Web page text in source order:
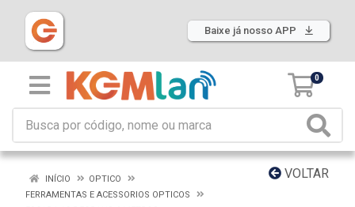
Baixe já nosso APP
0
VOLTAR
INÍCIO
OPTICO
FERRAMENTAS E ACESSORIOS OPTICOS